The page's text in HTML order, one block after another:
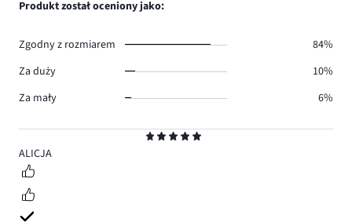
5
ALICJA
Produkt został oceniony jako:
Zgodny z rozmiarem
84%
Za duży
10%
Za mały
6%